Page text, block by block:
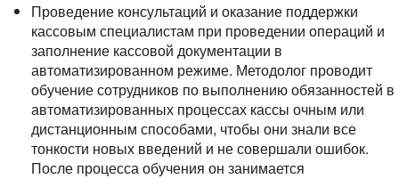
Проведение консультаций и оказание поддержки
кассовым специалистам при проведении операций и
заполнение кассовой документации в
автоматизированном режиме. Методолог проводит
обучение сотрудников по выполнению обязанностей в
автоматизированных процессах кассы очным или
дистанционным способами, чтобы они знали все
тонкости новых введений и не совершали ошибок.
После процесса обучения он занимается